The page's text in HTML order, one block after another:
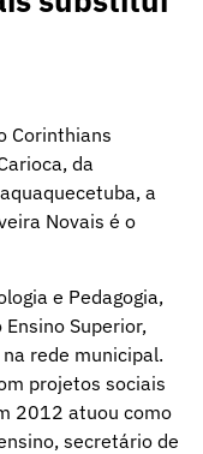
Corinthians
da
a
Novais é o
e Pedagogia,
Superior,
rede municipal.
projetos sociais
2012 atuou como
secretário de